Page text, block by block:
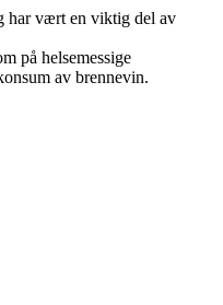
har vært en viktig del av
på helsemessige
av brennevin.